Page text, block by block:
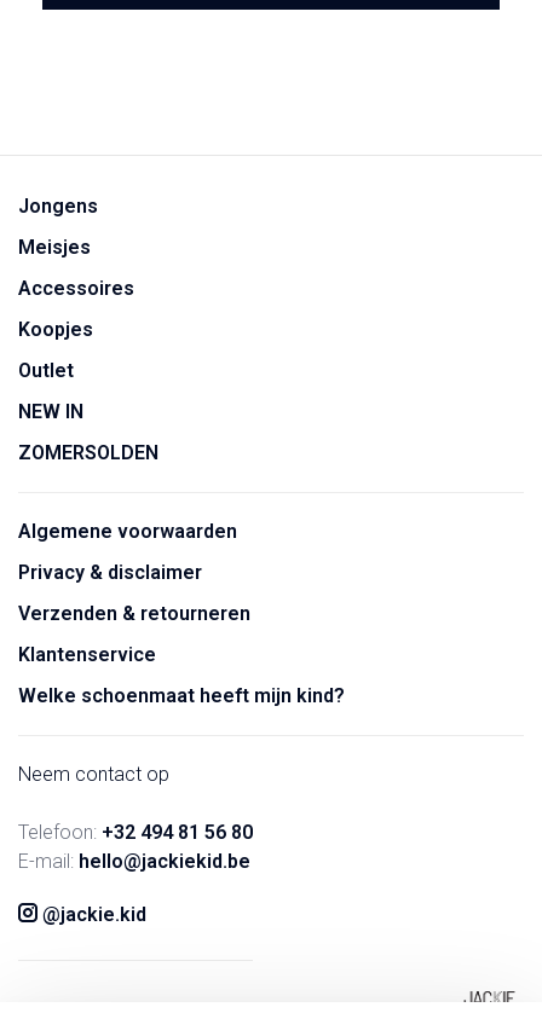
Jongens
Meisjes
Accessoires
Koopjes
Outlet
NEW IN
ZOMERSOLDEN
Algemene voorwaarden
Privacy & disclaimer
Verzenden & retourneren
Klantenservice
Welke schoenmaat heeft mijn kind?
Neem contact op
Telefoon: +32 494 81 56 80
E-mail: hello@jackiekid.be
@jackie.kid